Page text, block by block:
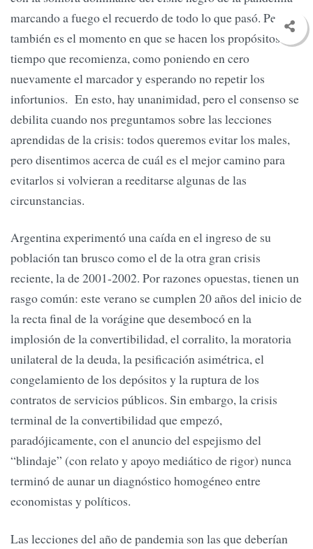
marcando a fuego el recuerdo de todo lo que pasó. Pero
también es el momento en que se hacen los propósitos del
tiempo que recomienza, como poniendo en cero
nuevamente el marcador y esperando no repetir los
infortunios. En esto, hay unanimidad, pero el consenso se
debilita cuando nos preguntamos sobre las lecciones
aprendidas de la crisis: todos queremos evitar los males,
pero disentimos acerca de cuál es el mejor camino para
evitarlos si volvieran a reeditarse algunas de las
circunstancias.
Argentina experimentó una caída en el ingreso de su
población tan brusco como el de la otra gran crisis
reciente, la de 2001-2002. Por razones opuestas, tienen un
rasgo común: este verano se cumplen 20 años del inicio de
la recta final de la vorágine que desembocó en la
implosión de la convertibilidad, el corralito, la moratoria
unilateral de la deuda, la pesificación asimétrica, el
congelamiento de los depósitos y la ruptura de los
contratos de servicios públicos. Sin embargo, la crisis
terminal de la convertibilidad que empezó,
paradójicamente, con el anuncio del espejismo del
“blindaje” (con relato y apoyo mediático de rigor) nunca
terminó de aunar un diagnóstico homogéneo entre
economistas y políticos.
Las lecciones del año de pandemia son las que deberían